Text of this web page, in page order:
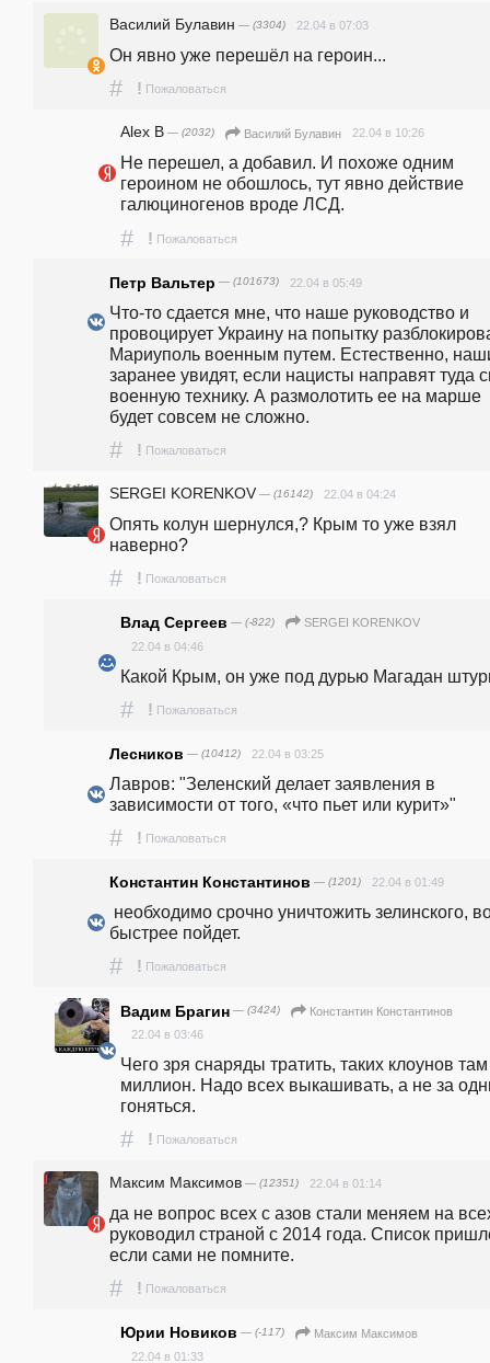
Василий Булавин — (3304) 22.04 в 07:03
Он явно уже перешёл на героин...
# ! Пожаловаться
Alex B — (2032) Василий Булавин 22.04 в 10:26
Не перешел, а добавил. И похоже одним
героином не обошлось, тут явно действие
галюциногенов вроде ЛСД.
# ! Пожаловаться
Петр Вальтер — (101673) 22.04 в 05:49
Что-то сдается мне, что наше руководство и
провоцирует Украину на попытку
Мариуполь военным путем. Естественно,
заранее увидят, если нацисты направят туда
военную технику. А размолотить ее на марше
будет совсем не сложно.
# ! Пожаловаться
SERGEI KORENKOV — (16142) 22.04 в 04:24
Опять колун шернулся,? Крым то уже взял
наверно?
# ! Пожаловаться
Влад Сергеев — (-822)
SERGEI KORENKOV
22.04 в 04:46
Какой Крым, он уже под дурью Магадан
# ! Пожаловаться
Лесников — (10412) 22.04 в 03:25
Лавров: "Зеленский делает заявления в
зависимости от того, «что пьет или курит»"
# ! Пожаловаться
Константин Константинов — (1201) 22.04 в 01:49
быстрее пойдет.
# ! Пожаловаться
Вадим Брагин — (3424)
Константин Константинов
22.04 в 03:46
Чего зря снаряды тратить, таких клоунов там
миллион. Надо всех выкашивать, а не за
гоняться.
# ! Пожаловаться
Максим Максимов — (12351) 22.04 в 01:14
да не вопрос всех с азов стали меняем на
руководил страной с 2014 года. Список
если сами не помните.
# ! Пожаловаться
Юрии Новиков — (-117)
Максим Максимов
22.04 в 01:33